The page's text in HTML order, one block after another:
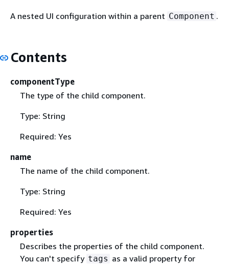
A nested UI configuration within a parent Component .
Contents
componentType
The type of the child component.
Type: String
Required: Yes
name
The name of the child component.
Type: String
Required: Yes
properties
Describes the properties of the child component.
You can't specify tags as a valid property for